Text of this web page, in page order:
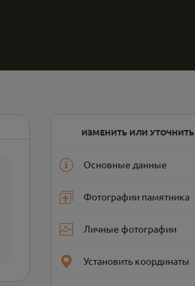
ИЗМЕНИТЬ ИЛИ УТОЧНИТЬ
Основные данные
Фотографии памятника
Личные фотографии
Установить координаты